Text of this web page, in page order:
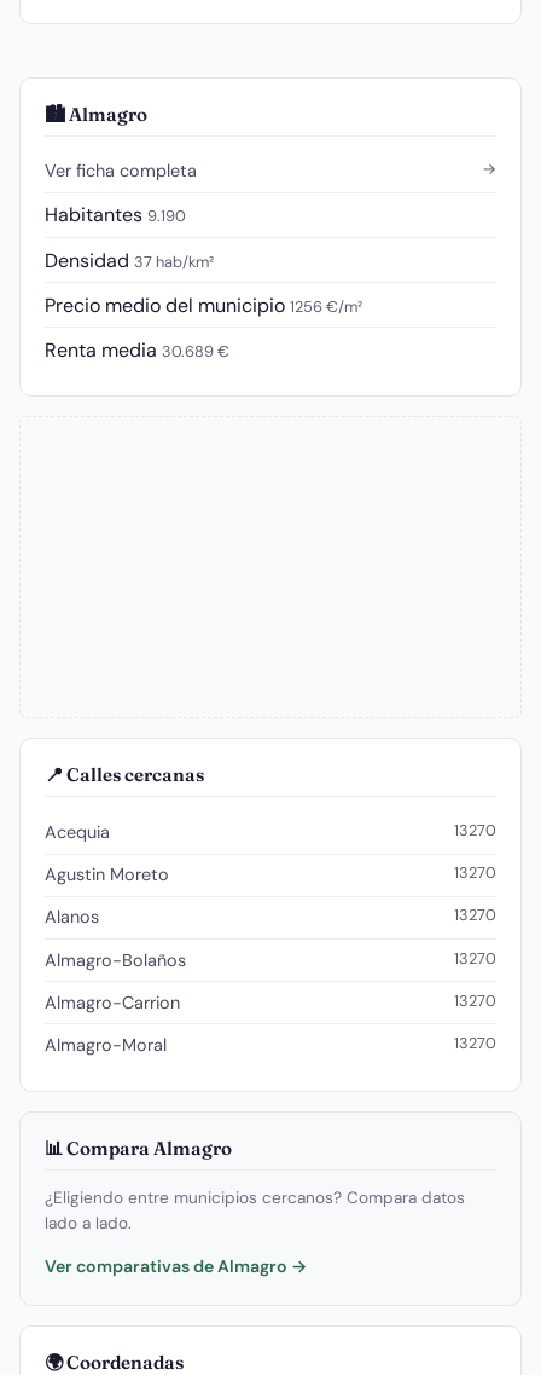
🏙️ Almagro
Ver ficha completa →
Habitantes 9.190
Densidad 37 hab/km²
Precio medio del municipio 1256 €/m²
Renta media 30.689 €
📍 Calles cercanas
Acequia 13270
Agustin Moreto 13270
Alanos 13270
Almagro-Bolaños 13270
Almagro-Carrion 13270
Almagro-Moral 13270
📊 Compara Almagro
¿Eligiendo entre municipios cercanos? Compara datos
lado a lado.
Ver comparativas de Almagro →
🌍 Coordenadas